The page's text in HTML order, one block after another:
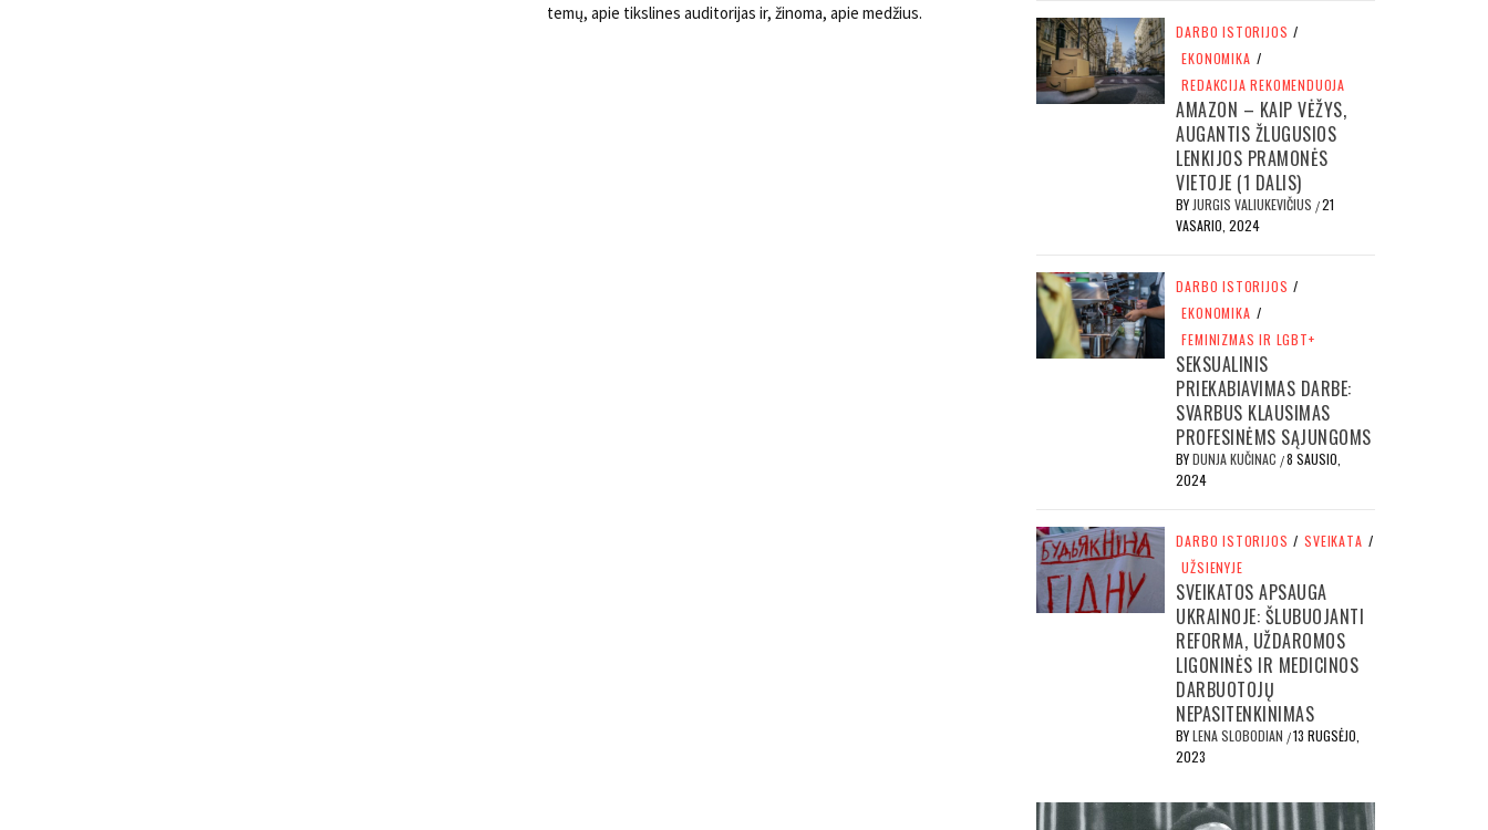
temų, apie tikslines auditorijas ir, žinoma, apie medžius.
DARBO ISTORIJOS /
EKONOMIKA /
REDAKCIJA REKOMENDUOJA
AMAZON – KAIP VĖŽYS,
AUGANTIS ŽLUGUSIOS
LENKIJOS PRAMONĖS
VIETOJE (1 DALIS)
BY JURGIS VALIUKEVIČIUS /21
VASARIO, 2024
DARBO ISTORIJOS /
EKONOMIKA /
FEMINIZMAS IR LGBT+
SEKSUALINIS
PRIEKABIAVIMAS DARBE:
SVARBUS KLAUSIMAS
PROFESINĖMS SĄJUNGOMS
BYDUNJA KUČINAC /8 SAUSIO,
2024
DARBO ISTORIJOS / SVEIKATA /
UŽSIENYJE
SVEIKATOS APSAUGA
UKRAINOJE: ŠLUBUOJANTI
REFORMA, UŽDAROMOS
LIGONINĖS IR MEDICINOS
DARBUOTOJŲ
NEPASITENKINIMAS
BYLENA SLOBODIAN /13 RUGSĖJO,
2023